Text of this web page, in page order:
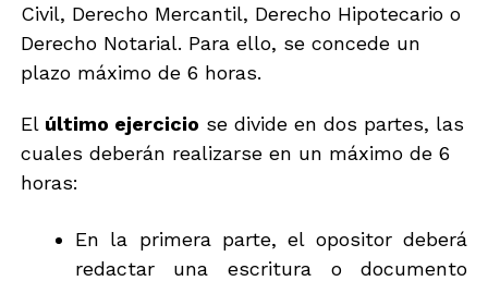
Civil, Derecho Mercantil, Derecho Hipotecario o
Derecho Notarial. Para ello, se concede un
plazo máximo de 6 horas.
El último ejercicio se divide en dos partes, las
cuales deberán realizarse en un máximo de 6
horas:
En la primera parte, el opositor deberá
redactar una escritura o documento